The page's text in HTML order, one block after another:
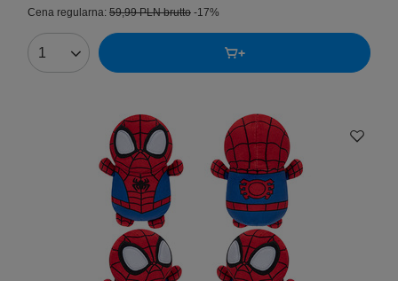
Cena regularna: 59,99 PLNbrutto -17%